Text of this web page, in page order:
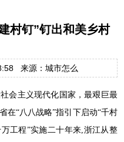
村钉”钉出和美乡村
来源：城市怎么
会主义现代化国家，最艰巨最
在“八八战略”指引下启动“千村
工程”实施二十年来,浙江从整